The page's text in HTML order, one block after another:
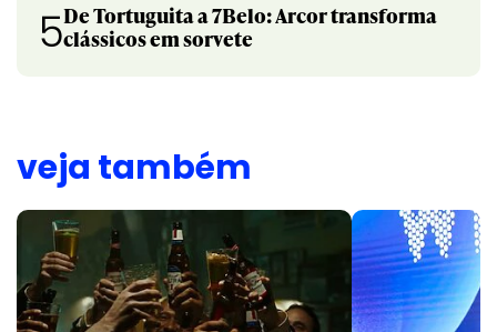
5De Tortuguita a 7Belo: Arcor transforma
clássicos em sorvete
veja também